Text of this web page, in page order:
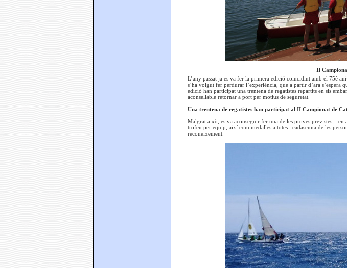
II
L’any passat ja es va fer la primera edició coincidint amb el 75è
s’ha volgut fer perdurar l’experiència, que a partir d’ara s’espera
edició han participat una trentena de regatistes repartits en sis
aconsellable retornar a port per motius de seguretat.
Una trentena de regatistes han participat al II Campionat de
Malgrat això, es va aconseguir fer una de les proves previstes, i
trofeu per equip, així com medalles a totes i cadascuna de les
reconeixement.